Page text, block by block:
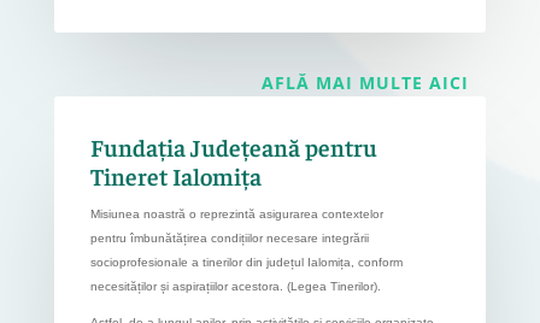
AFLĂ MAI MULTE AICI
Fundația Județeană pentru
Tineret Ialomița
Misiunea noastră o reprezintă asigurarea contextelor
pentru îmbunătățirea condițiilor necesare integrării
socioprofesionale a tinerilor din județul Ialomița, conform
necesităților și aspirațiilor acestora. (Legea Tinerilor).